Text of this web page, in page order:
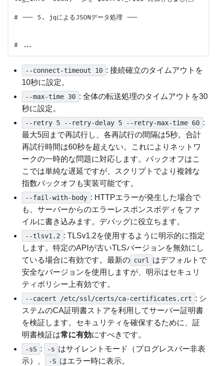
# --- 5. jqによるJSONデータ処理 ---
--connect-timeout 10 : 接続確立のタイムアウトを
10秒に設定。
--max-time 30 : 全体の転送処理のタイムアウトを30
秒に設定。
--retry 5 --retry-delay 5 --retry-max-time 60 :
最大5回まで再試行し、各再試行の間隔は5秒。合計
再試行時間は60秒を超えない。これによりネットワ
ークの一時的な問題に対応します。バックオフはこ
こでは単純な遅延ですが、スクリプトでより複雑な
指数バックオフも実装可能です。
--fail-with-body : HTTPエラーが発生した場合で
も、サーバーからのエラーレスポンスボディをファ
イルに書き込みます。デバッグに役立ちます。
--tlsv1.2 : TLSv1.2を使用するように明示的に指定
します。特定のAPIが古いTLSバージョンを無効にし
ている場合に有効です。最新の curl はデフォルトで
安全なバージョンを使用しますが、明示はセキュリ
ティポリシー上有効です。
--cacert /etc/ssl/certs/ca-certificates.crt : シ
ステムのCA証明書ストアを利用してサーバー証明書
を検証します。セキュリティを確保するために、証
明書検証は常に有効にすべきです。
-sS : -s はサイレントモード（プログレスバー非表
示）、
-S はエラー時に表示。